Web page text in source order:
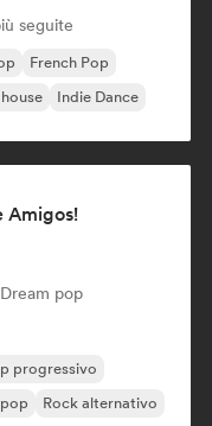
seguite
French Pop
Indie Dance
Amigos!
Dream pop
progressivo
Rock alternativo